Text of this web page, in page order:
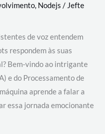
, Nodejs / Jefte
de voz entendem
respondem às suas
Bem-vindo ao intrigante
e do Processamento de
aprende a falar a
essa jornada emocionante